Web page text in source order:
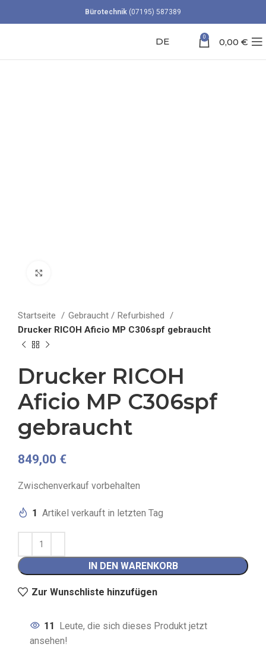
Bürotechnik (07195) 587389
DE 0 0,00 €
Startseite
Gebraucht / Refurbished
Drucker RICOH Aficio MP C306spf gebraucht
Drucker RICOH
Aficio MP C306spf
gebraucht
849,00 €
Zwischenverkauf vorbehalten
1 Artikel verkauft in letzten Tag
IN DEN WARENKORB
Zur Wunschliste hinzufügen
11 Leute, die sich dieses Produkt jetzt
ansehen!